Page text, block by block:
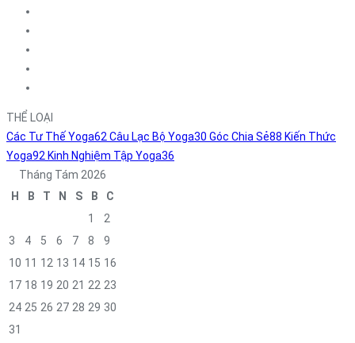
THỂ LOẠI
Các Tư Thế Yoga62Câu Lạc Bộ Yoga30 Góc Chia Sẻ88 Kiến Thức
Yoga92 Kinh Nghiệm Tập Yoga36
Tháng Tám 2026
H
B T N S B
C
1
2
3
4 5 6 7 8
9
10 11 12 13 14 15 16
17 18 19 20 21 22 23
24 25 26 27 28 29 30
31